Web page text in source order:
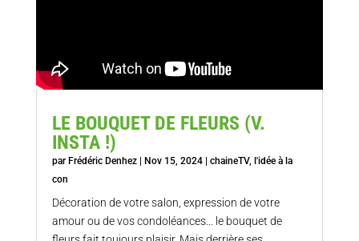
LE BOUQUET DE FLEURS (V.
INSTA !)
par Frédéric Denhez| Nov 15, 2024| chaineTV, l'idée à la
con
Décoration de votre salon, expression de votre
amour ou de vos condoléances... le bouquet de